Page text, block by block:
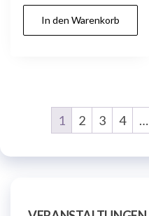
In den Warenkorb
1 2 3 4 …